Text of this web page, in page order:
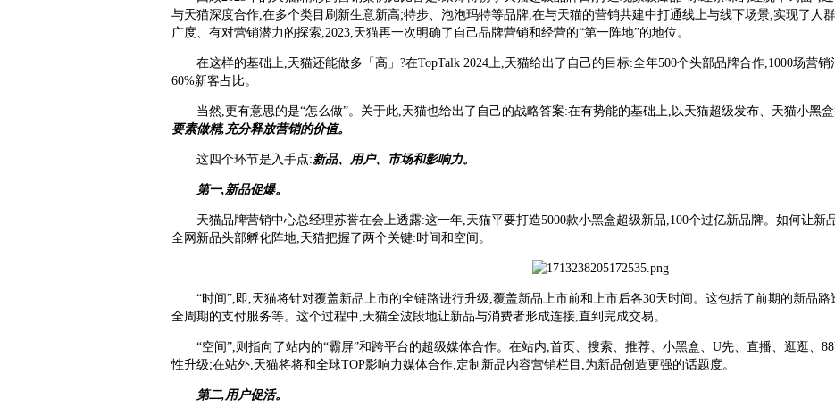
与天猫深度合作,在多个类目刷新生意新高;特步、泡泡玛特等品牌,在与天猫的营销共建中打通线上与线下场景,实现了
广度、有对营销潜力的探索,2023,天猫再一次明确了自己品牌营销和经营的“第一阵地”的地位。
在这样的基础上,天猫还能做多「高」?在TopTalk 2024上,天猫给出了自己的目标:全年500个头部品牌合作,1000场营
60%新客占比。
当然,更有意思的是“怎么做”。关于此,天猫也给出了自己的战略答案:在有势能的基础上,以天猫超级发布、天猫小黑
要素做精,充分释放营销的价值。
这四个环节是入手点:新品、用户、市场和影响力。
第一,新品促爆。
天猫品牌营销中心总经理苏誉在会上透露:这一年,天猫平要打造5000款小黑盒超级新品,100个过亿新品牌。如何让新
全网新品头部孵化阵地,天猫把握了两个关键:时间和空间。
“时间”,即,天猫将针对覆盖新品上市的全链路进行升级,覆盖新品上市前和上市后各30天时间。这包括了前期的新品
全周期的支付服务等。这个过程中,天猫全波段地让新品与消费者形成连接,直到完成交易。
“空间”,则指向了站内的“霸屏”和跨平台的超级媒体合作。在站内,首页、搜索、推荐、小黑盒、U先、直播、逛逛、
性升级;在站外,天猫将将和全球TOP影响力媒体合作,定制新品内容营销栏目,为新品创造更强的话题度。
第二,用户促活。